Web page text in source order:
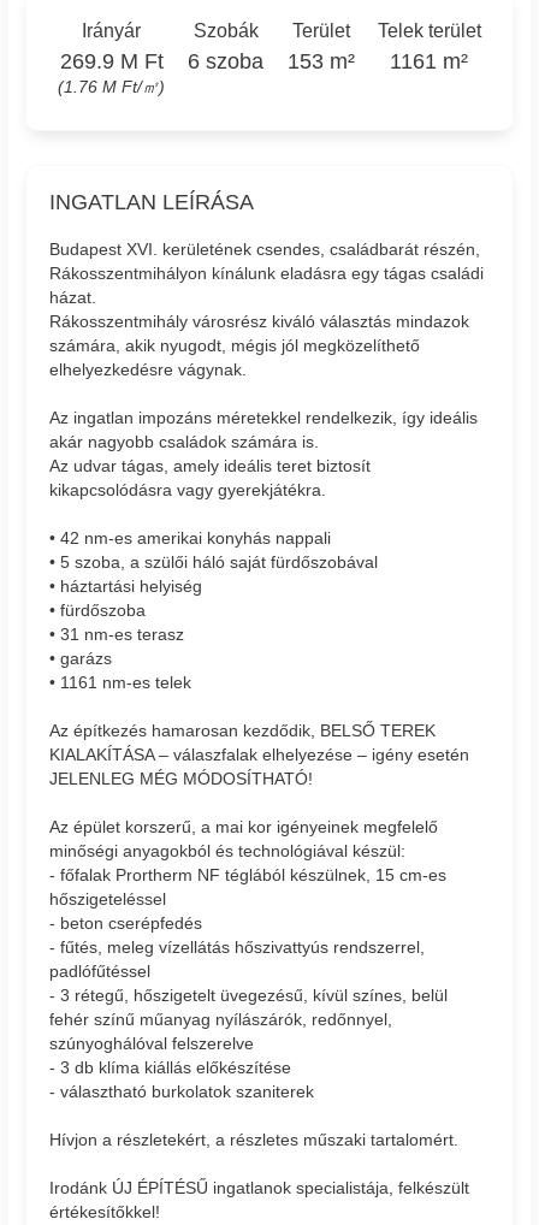
Irányár
269.9 M Ft
(1.76 M Ft/㎡)
Szobák
6 szoba
Terület
153 m²
Telek terület
1161 m²
INGATLAN LEÍRÁSA
Budapest XVI. kerületének csendes, családbarát részén,
Rákosszentmihályon kínálunk eladásra egy tágas családi
házat.
Rákosszentmihály városrész kiváló választás mindazok
számára, akik nyugodt, mégis jól megközelíthető
elhelyezkedésre vágynak.
Az ingatlan impozáns méretekkel rendelkezik, így ideális
akár nagyobb családok számára is.
Az udvar tágas, amely ideális teret biztosít
kikapcsolódásra vagy gyerekjátékra.
• 42 nm-es amerikai konyhás nappali
• 5 szoba, a szülői háló saját fürdőszobával
• háztartási helyiség
• fürdőszoba
• 31 nm-es terasz
• garázs
• 1161 nm-es telek
Az építkezés hamarosan kezdődik, BELSŐ TEREK
KIALAKÍTÁSA – válaszfalak elhelyezése – igény esetén
JELENLEG MÉG MÓDOSÍTHATÓ!
Az épület korszerű, a mai kor igényeinek megfelelő
minőségi anyagokból és technológiával készül:
- főfalak Prortherm NF téglából készülnek, 15 cm-es
hőszigeteléssel
- beton cserépfedés
- fűtés, meleg vízellátás hőszivattyús rendszerrel,
padlófűtéssel
- 3 rétegű, hőszigetelt üvegezésű, kívül színes, belül
fehér színű műanyag nyílászárók, redőnnyel,
szúnyoghálóval felszerelve
- 3 db klíma kiállás előkészítése
- választható burkolatok szaniterek
Hívjon a részletekért, a részletes műszaki tartalomért.
Irodánk ÚJ ÉPÍTÉSŰ ingatlanok specialistája, felkészült
értékesítőkkel!